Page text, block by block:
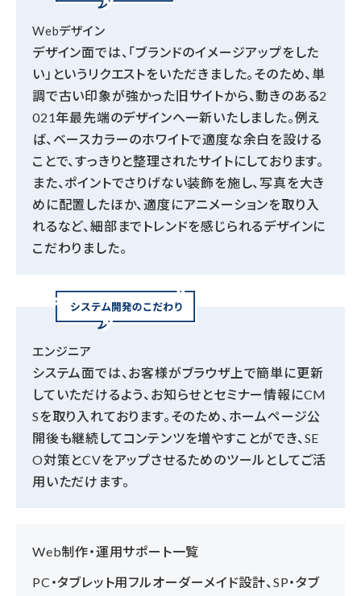
Webデザイン
デザイン面では、「ブランドのイメージアップをした
い」というリクエストをいただきました。そのため、単
調で古い印象が強かった旧サイトから、動きのある2
021年最先端のデザインへ一新いたしました。例え
ば、ベースカラーのホワイトで適度な余白を設ける
ことで、すっきりと整理されたサイトにしております。
また、ポイントでさりげない装飾を施し、写真を大き
めに配置したほか、適度にアニメーションを取り入
れるなど、細部までトレンドを感じられるデザインに
こだわりました。
エンジニア
システム面では、お客様がブラウザ上で簡単に更新
していただけるよう、お知らせとセミナー情報にCM
Sを取り入れております。そのため、ホームページ公
開後も継続してコンテンツを増やすことができ、SE
O対策とCVをアップさせるためのツールとしてご活
用いただけます。
Web制作・運用サポート一覧
PC・タブレット用フルオーダーメイド設計、SP・タブ